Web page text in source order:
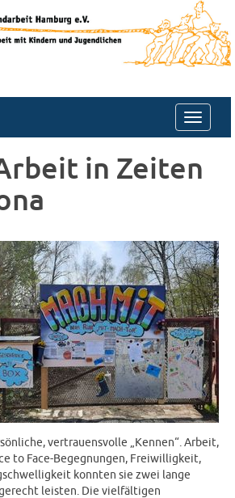
ein-/
in Zeiten
vertrauensvolle „Kennen“. Arbeit,
to Face-Begegnungen, Freiwilligkeit,
konnten sie zwei lange
leisten. Die vielfältigen